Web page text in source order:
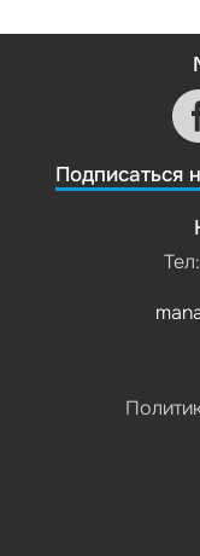
Подписаться
Тел: